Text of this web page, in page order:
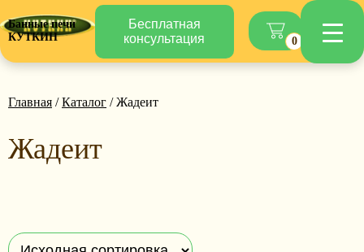
Банные печи
КУТКИН
Бесплатная
консультация
0
Главная /Каталог / Жадеит
Жадеит